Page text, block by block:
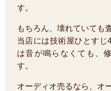
す。
もちろん、壊れていても
当店には技術屋ひとすじ
は音が鳴らなくても、
す。
オーディオ売るなら、オ